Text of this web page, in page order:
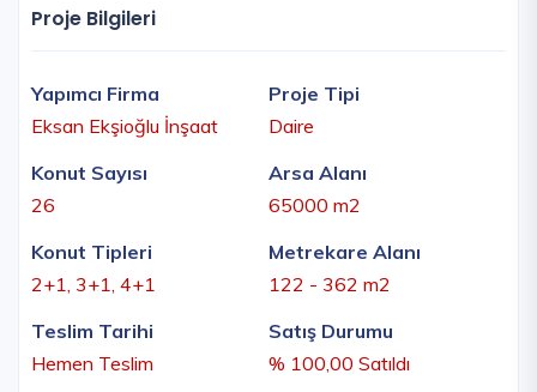
Proje Bilgileri
Yapımcı Firma
Eksan Ekşioğlu İnşaat
Proje Tipi
Daire
Konut Sayısı
26
Arsa Alanı
65000 m2
Konut Tipleri
2+1, 3+1, 4+1
Metrekare Alanı
122 - 362 m2
Teslim Tarihi
Hemen Teslim
Satış Durumu
% 100,00 Satıldı